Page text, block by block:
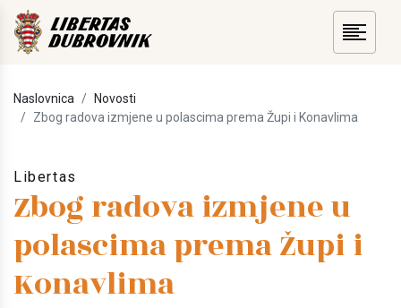
Naslovnica
Novosti
Zbog radova izmjene u polascima prema Župi i Konavlima
Libertas
Zbog radova izmjene u
polascima prema Župi i
Konavlima